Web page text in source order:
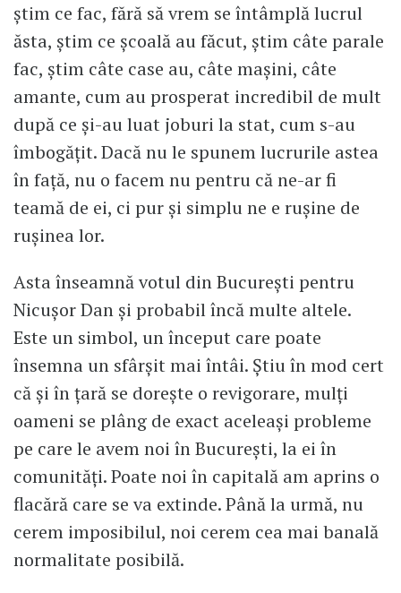
știm ce fac, fără să vrem se întâmplă lucrul
ăsta, știm ce școală au făcut, știm câte parale
fac, știm câte case au, câte mașini, câte
amante, cum au prosperat incredibil de mult
după ce și-au luat joburi la stat, cum s-au
îmbogățit. Dacă nu le spunem lucrurile astea
în față, nu o facem nu pentru că ne-ar fi
teamă de ei, ci pur și simplu ne e rușine de
rușinea lor.
Asta înseamnă votul din București pentru
Nicușor Dan și probabil încă multe altele.
Este un simbol, un început care poate
însemna un sfârșit mai întâi. Știu în mod cert
că și în țară se dorește o revigorare, mulți
oameni se plâng de exact aceleași probleme
pe care le avem noi în București, la ei în
comunități. Poate noi în capitală am aprins o
flacără care se va extinde. Până la urmă, nu
cerem imposibilul, noi cerem cea mai banală
normalitate posibilă.